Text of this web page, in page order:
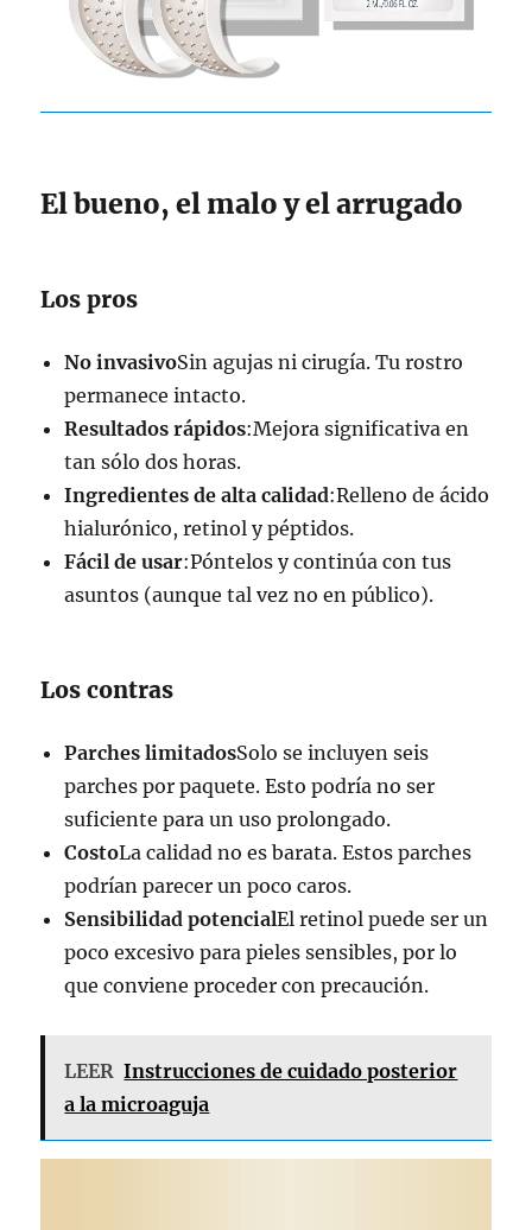
El bueno, el malo y el arrugado
Los pros
No invasivoSin agujas ni cirugía. Tu rostro
permanece intacto.
Resultados rápidos:Mejora significativa en
tan sólo dos horas.
Ingredientes de alta calidad:Relleno de ácido
hialurónico, retinol y péptidos.
Fácil de usar:Póntelos y continúa con tus
asuntos (aunque tal vez no en público).
Los contras
Parches limitadosSolo se incluyen seis
parches por paquete. Esto podría no ser
suficiente para un uso prolongado.
CostoLa calidad no es barata. Estos parches
podrían parecer un poco caros.
Sensibilidad potencialEl retinol puede ser un
poco excesivo para pieles sensibles, por lo
que conviene proceder con precaución.
LEER Instrucciones de cuidado posterior
a la microaguja